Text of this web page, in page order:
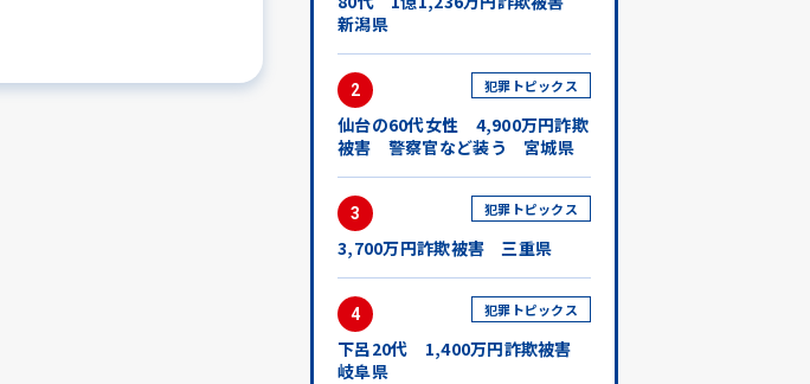
新潟県
2 犯罪トピックス
仙台の60代女性 4,900万円詐欺
被害 警察官など装う 宮城県
3 犯罪トピックス
3,700万円詐欺被害 三重県
4 犯罪トピックス
下呂20代 1,400万円詐欺被害
岐阜県